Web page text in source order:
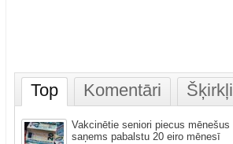
Top Komentāri Šķirkļi
Vakcinētie seniori piecus mēnešus
saņems pabalstu 20 eiro mēnesī